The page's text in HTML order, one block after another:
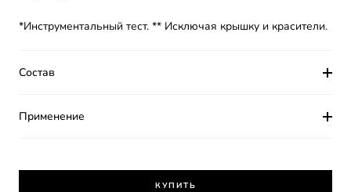
*Инструментальный тест. ** Исключая крышку и красители.
Состав
Применение
КУПИТЬ